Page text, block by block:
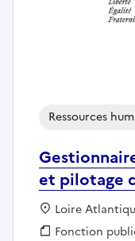
et pilotage
Ressources
Localisation :
Loire
Fonction
Fonction